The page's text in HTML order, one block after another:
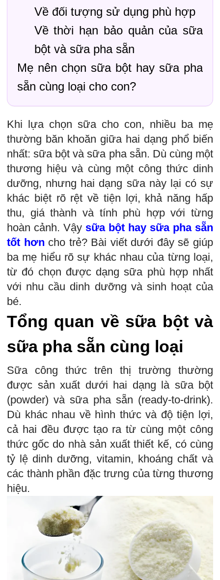
Về đối tượng sử dụng phù hợp
Về thời hạn bảo quản của sữa
bột và sữa pha sẵn
Mẹ nên chọn sữa bột hay sữa pha
sẵn cùng loại cho con?
Khi lựa chọn sữa cho con, nhiều ba mẹ
thường băn khoăn giữa hai dạng phổ biến
nhất: sữa bột và sữa pha sẵn. Dù cùng một
thương hiệu và cùng một công thức dinh
dưỡng, nhưng hai dạng sữa này lại có sự
khác biệt rõ rệt về tiện lợi, khả năng hấp
thu, giá thành và tính phù hợp với từng
hoàn cảnh. Vậy sữa bột hay sữa pha sẵn
tốt hơn cho trẻ? Bài viết dưới đây sẽ giúp
ba mẹ hiểu rõ sự khác nhau của từng loại,
từ đó chọn được dạng sữa phù hợp nhất
với nhu cầu dinh dưỡng và sinh hoạt của
bé.
Tổng quan về sữa bột và
sữa pha sẵn cùng loại
Sữa công thức trên thị trường thường
được sản xuất dưới hai dạng là sữa bột
(powder) và sữa pha sẵn (ready-to-drink).
Dù khác nhau về hình thức và độ tiện lợi,
cả hai đều được tạo ra từ cùng một công
thức gốc do nhà sản xuất thiết kế, có cùng
tỷ lệ dinh dưỡng, vitamin, khoáng chất và
các thành phần đặc trưng của từng thương
hiệu.